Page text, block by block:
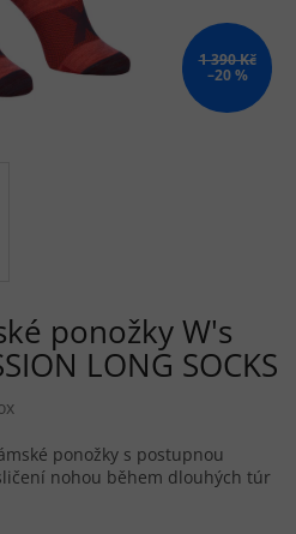
1 390 Kč
–20 %
ponožky W's
LONG SOCKS
ponožky s postupnou
nohou během dlouhých túr